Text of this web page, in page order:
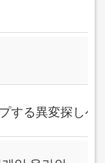
する異変探しゲ